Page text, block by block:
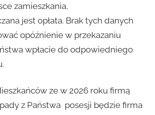
zamieszkania,
jest opłata. Brak tych danych
opóźnienie w przekazaniu
wpłacie do odpowiedniego
ze w 2026 roku firmą
z Państwa posesji będzie firma